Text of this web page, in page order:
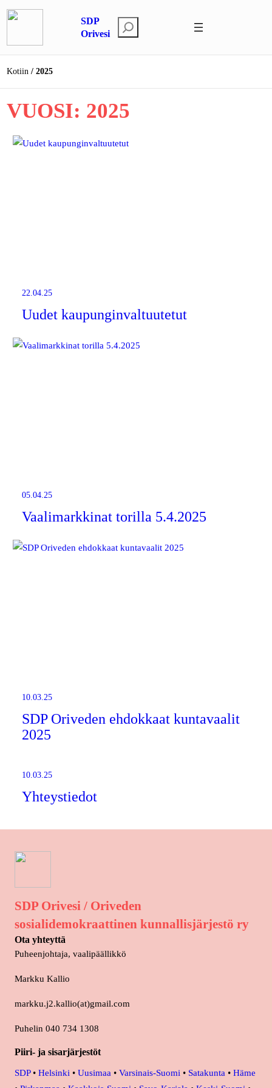
Siirry
sisältöön
SDP
Orivesi
t
s
Kotiin 2025
VUOSI: 2025
22.04.25
Uudet kaupunginvaltuutetut
05.04.25
Vaalimarkkinat torilla 5.4.2025
10.03.25
SDP Oriveden ehdokkaat kuntavaalit
2025
10.03.25
Yhteystiedot
SDP Orivesi / Oriveden
sosialidemokraattinen kunnallisjärjestö ry
Ota yhteyttä
Puheenjohtaja, vaalipäällikkö
Markku Kallio
markku.j2.kallio(at)gmail.com
Puhelin 040 734 1308
Piiri- ja sisarjärjestöt
SDP• Helsinki • Uusimaa • Varsinais-Suomi • Satakunta • Häme